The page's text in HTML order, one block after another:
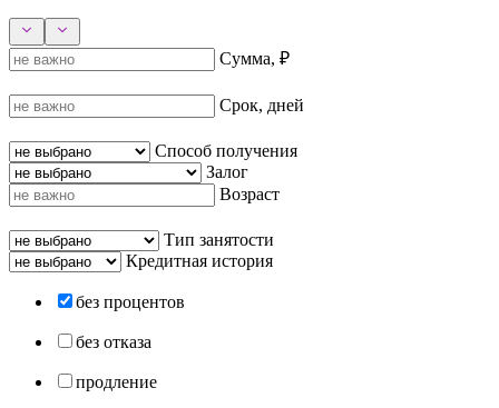
Сумма, ₽
Срок, дней
Способ получения
Залог
Возраст
Тип занятости
Кредитная история
без процентов
без отказа
продление